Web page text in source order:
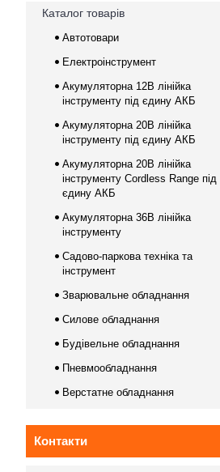
Каталог товарів
Автотовари
Електроінструмент
Акумуляторна 12В лінійка
інструменту під єдину АКБ
Акумуляторна 20В лінійка
інструменту під єдину АКБ
Акумуляторна 20В лінійка
інструменту Сordless Range під
єдину АКБ
Акумуляторна 36В лінійка
інструменту
Садово-паркова техніка та
інструмент
Зварювальне обладнання
Силове обладнання
Будівельне обладнання
Пневмообладнання
Верстатне обладнання
Контакти